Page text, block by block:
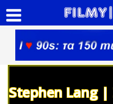
Stephen Lang |